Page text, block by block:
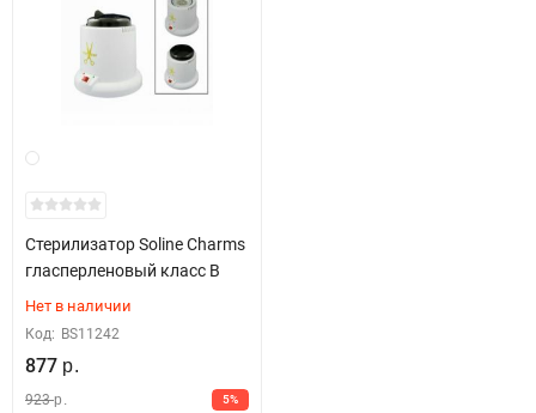
Стерилизатор Soline Charms
гласперленовый класс B
Нет в наличии
Код: BS11242
877 р.
923р. 5%